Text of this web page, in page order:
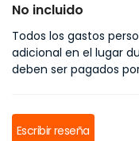
No incluido
Todos los gastos
adicional en el lugar
deben ser pagados
Escribir reseña